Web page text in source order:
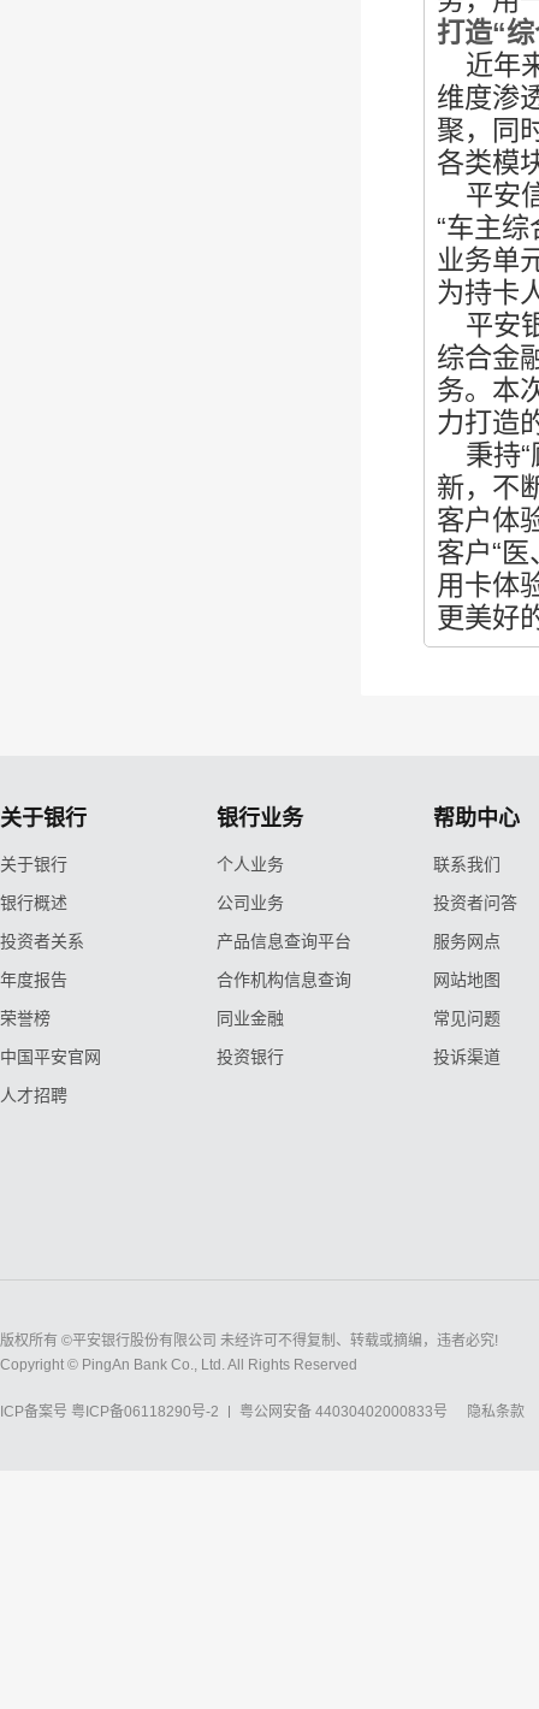
打造“
近年
维度渗
聚，同
各类模
平安
“车主
业务单
为持卡
平安
综合金
务。本
力打造
秉持“
新，不
客户体
客户“
用卡体
更美好
关于银行
关于银行
银行概述
投资者关系
年度报告
荣誉榜
中国平安官网
人才招聘
银行业务
个人业务
公司业务
产品信息查询平台
合作机构信息查询
同业金融
投资银行
帮助中心
联系我们
投资者问答
服务网点
网站地图
常见问题
投诉渠道
版权所有 ©平安银行股份有限公司 未经许可不得复制、转载或摘编，违者必究!
Copyright © PingAn Bank Co., Ltd. All Rights Reserved
ICP备案号 粤ICP备06118290号-2 粤公网安备 44030402000833号 隐私条款